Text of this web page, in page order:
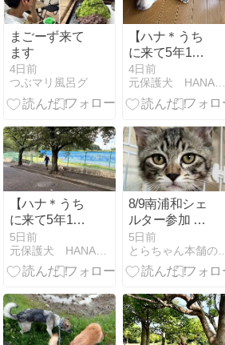
まごーず来て
ます
4日前
つぶマリ風呂グ
【ハナ＊うち
に来て5年180
日目】涼しい
かと思ったら
4日前
元保護犬 HANA花日記
【ハナ＊うち
に来て5年179
日目】涼しい
朝ムックに合
う
5日前
元保護犬 HANA花日記
8/9南浦和シェ
ルター参加 男
の子 大君
5日前
とらちゃん本舗のブログ